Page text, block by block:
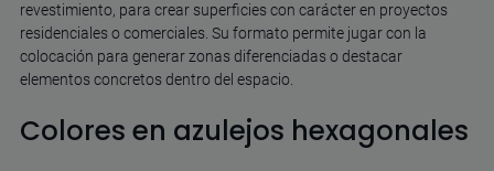
revestimiento, para crear superficies con carácter en proyectos
residenciales o comerciales. Su formato permite jugar con la
colocación para generar zonas diferenciadas o destacar
elementos concretos dentro del espacio.
Colores en azulejos hexagonales